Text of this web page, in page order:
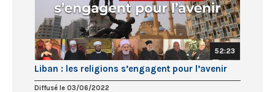
52:23
Liban : les religions s’engagent pour l’avenir
Diffusé le 03/06/2022